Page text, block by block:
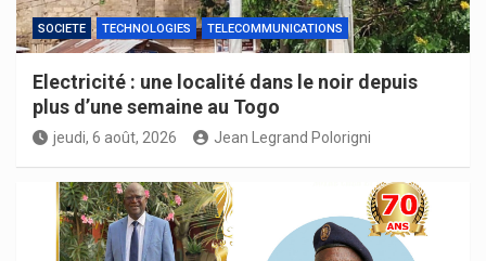
SOCIETE TECHNOLOGIES TELECOMMUNICATIONS
Electricité : une localité dans le noir depuis
plus d’une semaine au Togo
jeudi, 6 août, 2026 Jean Legrand Polorigni